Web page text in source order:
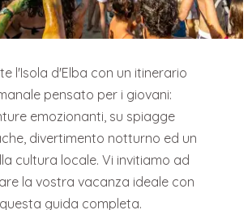
l'Isola d'Elba con un itinerario
pensato per i giovani:
emozionanti, su spiagge
divertimento notturno ed un
cultura locale. Vi invitiamo ad
la vostra vacanza ideale con
questa guida completa.